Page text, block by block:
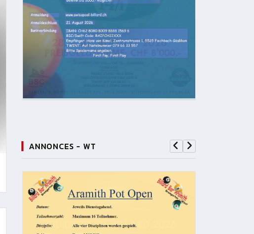
ANNONCES - WT